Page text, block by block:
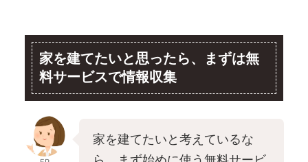
家を建てたいと思ったら、まずは無
料サービスで情報収集
家を建てたいと考えているな